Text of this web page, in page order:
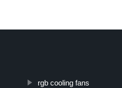
rgb cooling fans